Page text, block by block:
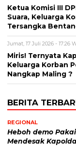
Ketua Komisi III
Suara, Keluarga
Tersangka
Jumat, 17 Juli 2026 - 17:26
Miris! Ternyata
Keluarga Korban
Nangkap Maling ?
BERITA
REGIONAL
Heboh demo
Mendesak